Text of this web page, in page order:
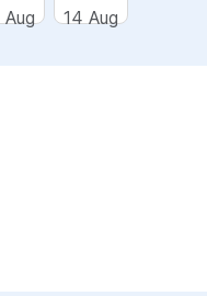
Aug 14 Aug